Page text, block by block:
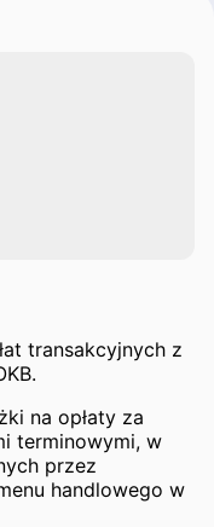
transakcyjnych z
na opłaty za
terminowymi, w
przez
handlowego w